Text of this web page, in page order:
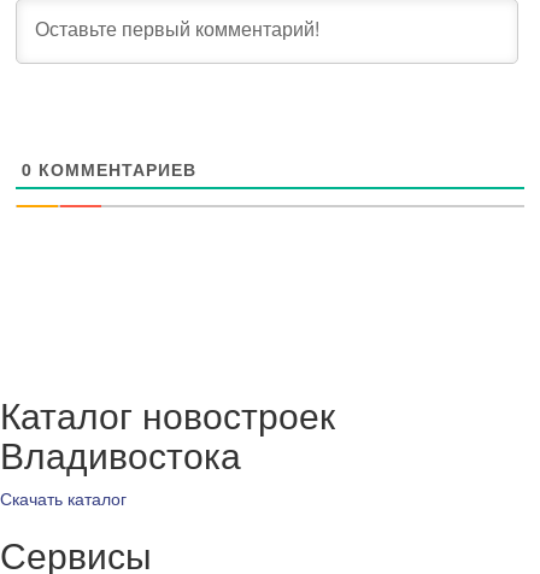
0 КОММЕНТАРИЕВ
Каталог новостроек
Владивостока
Скачать каталог
Сервисы